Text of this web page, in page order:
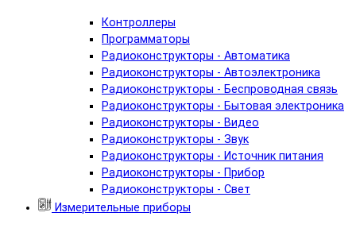
Контроллеры
Программаторы
Радиоконструкторы - Автоматика
Радиоконструкторы - Автоэлектроника
Радиоконструкторы - Беспроводная связь
Радиоконструкторы - Бытовая электроника
Радиоконструкторы - Видео
Радиоконструкторы - Звук
Радиоконструкторы - Источник питания
Радиоконструкторы - Прибор
Радиоконструкторы - Свет
Измерительные приборы